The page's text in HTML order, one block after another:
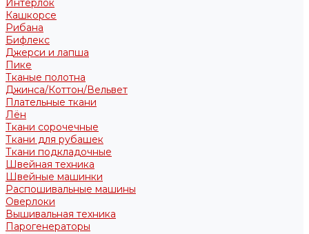
Интерлок
Кашкорсе
Рибана
Бифлекс
Джерси и лапша
Пике
Тканые полотна
Джинса/Коттон/Вельвет
Плательные ткани
Лён
Ткани сорочечные
Ткани для рубашек
Ткани подкладочные
Швейная техника
Швейные машинки
Распошивальные машины
Оверлоки
Вышивальная техника
Парогенераторы